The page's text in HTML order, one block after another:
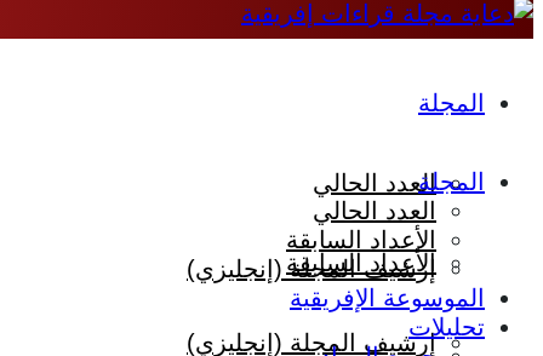
المجلة
العدد الحالي
الأعداد السابقة
إرشيف المجلة (إنجليزي)
المجلة
العدد الحالي
الأعداد السابقة
إرشيف المجلة (إنجليزي)
الموسوعة الإفريقية
تحليلات